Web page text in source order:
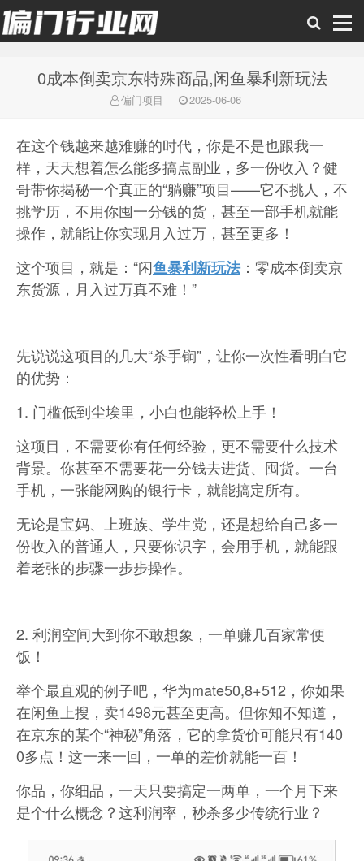
偏门行业网
0成本倒卖京东特殊商品,闲鱼暴利新玩法
偏门项目 2025-06-06
在这个钱越来越难赚的时代，你是不是也跟我一
样，天天想着怎么能多搞点副业，多一份收入？健
哥带你揭秘一个真正的“躺赚”项目——它不挑人，不
挑学历，不用你囤一分钱的货，甚至一部手机就能
操作，就能让你实现月入过万，甚至更多！
这个项目，就是：“闲鱼暴利新玩法：零成本倒卖京
东货源，月入过万真不难！”
先说说这项目的几大“杀手锏”，让你一次性看明白它
的优势：
1. 门槛低到尘埃里，小白也能轻松上手！
这项目，不需要你有任何经验，更不需要什么技术
背景。你甚至不需要花一分钱去进货、囤货。一台
手机，一张能网购的银行卡，就能搞定所有。
无论是宝妈、上班族、学生党，还是想给自己多一
份收入的普通人，只要你识字，会用手机，就能跟
着老张的步骤一步步操作。
2. 利润空间大到你不敢想象，一单赚几百家常便
饭！
举个最直观的例子吧，华为mate50,8+512，你如果
在闲鱼上搜，卖1498元甚至更高。但你知不知道，
在京东的某个“神秘”角落，它的拿货价可能只有140
0多点！这一来一回，一单的差价就能一百！
你品，你细品，一天只要搞定一两单，一个月下来
是个什么概念？这利润率，秒杀多少传统行业？